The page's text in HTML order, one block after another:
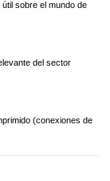
sobre el mundo de
del sector
(conexiones de